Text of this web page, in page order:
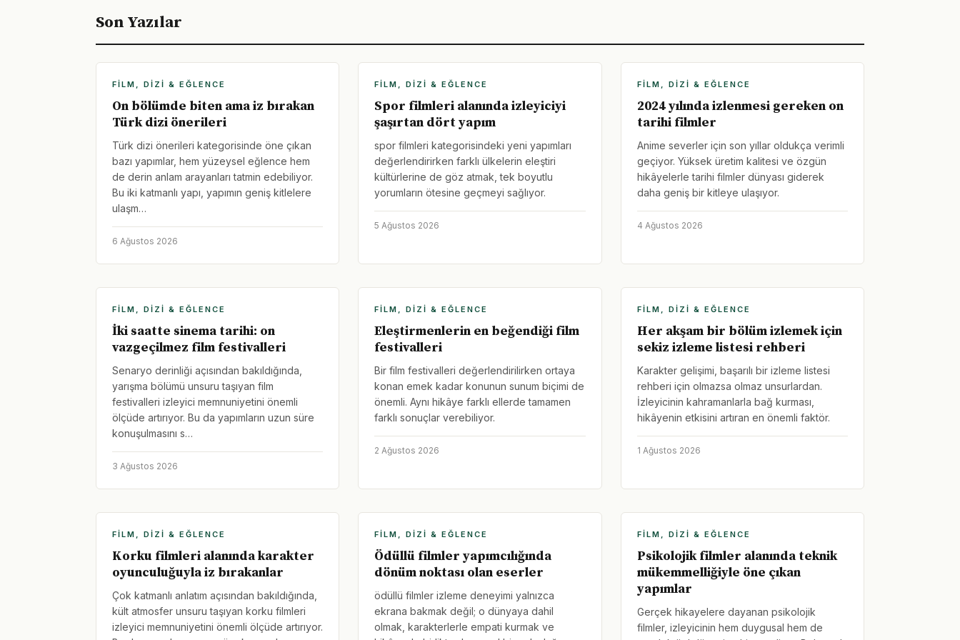
Son Yazılar
FILM, DIZI & EĞLENCE
On bölümde biten ama iz bırakan
Türk dizi önerileri
Türk dizi önerileri kategorisinde öne çıkan
bazı yapımlar, hem yüzeysel eğlence hem
de derin anlam arayanları tatmin edebiliyor.
Bu iki katmanlı yapı, yapımın geniş kitlelere
ulaşm…
6 Ağustos 2026
FILM, DIZI & EĞLENCE
Spor filmleri alanında izleyiciyi
şaşırtan dört yapım
spor filmleri kategorisindeki yeni yapımları
değerlendirirken farklı ülkelerin eleştiri
kültürlerine de göz atmak, tek boyutlu
yorumların ötesine geçmeyi sağlıyor.
5 Ağustos 2026
FILM, DIZI & EĞLENCE
2024 yılında izlenmesi gereken on
tarihi filmler
Anime severler için son yıllar oldukça verimli
geçiyor. Yüksek üretim kalitesi ve özgün
hikâyelerle tarihi filmler dünyası giderek
daha geniş bir kitleye ulaşıyor.
4 Ağustos 2026
FILM, DIZI & EĞLENCE
İki saatte sinema tarihi: on
vazgeçilmez film festivalleri
Senaryo derinliği açısından bakıldığında,
yarışma bölümü unsuru taşıyan film
festivalleri izleyici memnuniyetini önemli
ölçüde artırıyor. Bu da yapımların uzun süre
konuşulmasını s…
3 Ağustos 2026
FILM, DIZI & EĞLENCE
Eleştirmenlerin en beğendiği film
festivalleri
Bir film festivalleri değerlendirilirken ortaya
konan emek kadar konunun sunum biçimi de
önemli. Aynı hikâye farklı ellerde tamamen
farklı sonuçlar verebiliyor.
2 Ağustos 2026
FILM, DIZI & EĞLENCE
Her akşam bir bölüm izlemek için
sekiz izleme listesi rehberi
Karakter gelişimi, başarılı bir izleme listesi
rehberi için olmazsa olmaz unsurlardan.
İzleyicinin kahramanlarla bağ kurması,
hikâyenin etkisini artıran en önemli faktör.
1 Ağustos 2026
FILM, DIZI & EĞLENCE
Korku filmleri alanında karakter
oyunculuğuyla iz bırakanlar
Çok katmanlı anlatım açısından bakıldığında,
kült atmosfer unsuru taşıyan korku filmleri
izleyici memnuniyetini önemli ölçüde artırıyor.
FILM, DIZI & EĞLENCE
Ödüllü filmler yapımcılığında
dönüm noktası olan eserler
ödüllü filmler izleme deneyimi yalnızca
ekrana bakmak değil; o dünyaya dahil
olmak, karakterlerle empati kurmak ve
FILM, DIZI & EĞLENCE
Psikolojik filmler alanında teknik
mükemmelliğiyle öne çıkan
yapımlar
Gerçek hikayelere dayanan psikolojik
filmler, izleyicinin hem duygusal hem de